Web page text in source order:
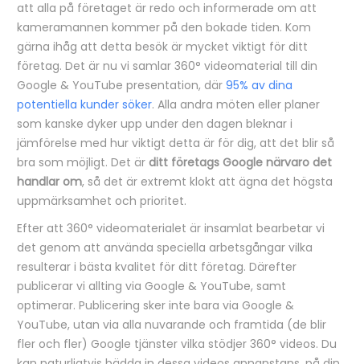
att alla på företaget är redo och informerade om att
kameramannen kommer på den bokade tiden. Kom
gärna ihåg att detta besök är mycket viktigt för ditt
företag. Det är nu vi samlar 360° videomaterial till din
Google & YouTube presentation, där 95% av dina
potentiella kunder söker. Alla andra möten eller planer
som kanske dyker upp under den dagen bleknar i
jämförelse med hur viktigt detta är för dig, att det blir så
bra som möjligt. Det är ditt företags Google närvaro det
handlar om, så det är extremt klokt att ägna det högsta
uppmärksamhet och prioritet.
Efter att 360° videomaterialet är insamlat bearbetar vi
det genom att använda speciella arbetsgångar vilka
resulterar i bästa kvalitet för ditt företag. Därefter
publicerar vi allting via Google & YouTube, samt
optimerar. Publicering sker inte bara via Google &
YouTube, utan via alla nuvarande och framtida (de blir
fler och fler) Google tjänster vilka stödjer 360° videos. Du